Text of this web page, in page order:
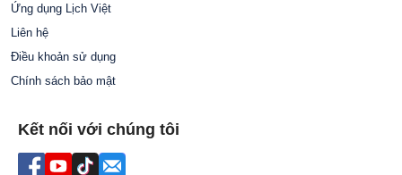
Ứng dụng Lịch Việt
Liên hệ
Điều khoản sử dụng
Chính sách bảo mật
Kết nối với chúng tôi